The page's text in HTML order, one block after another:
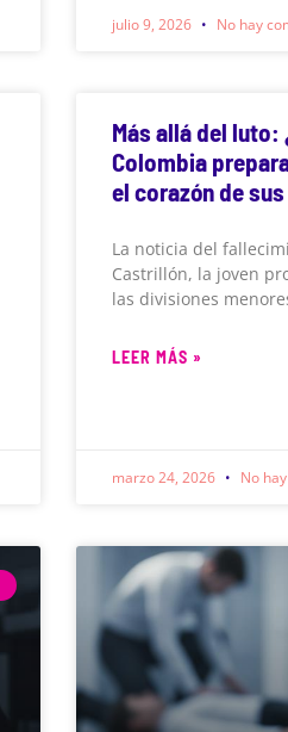
julio 9, 2026 No hay
Más allá del
Colombia
el corazón de
La noticia del
Castrillón, la joven
las divisiones
LEER MÁS »
marzo 24, 2026 No